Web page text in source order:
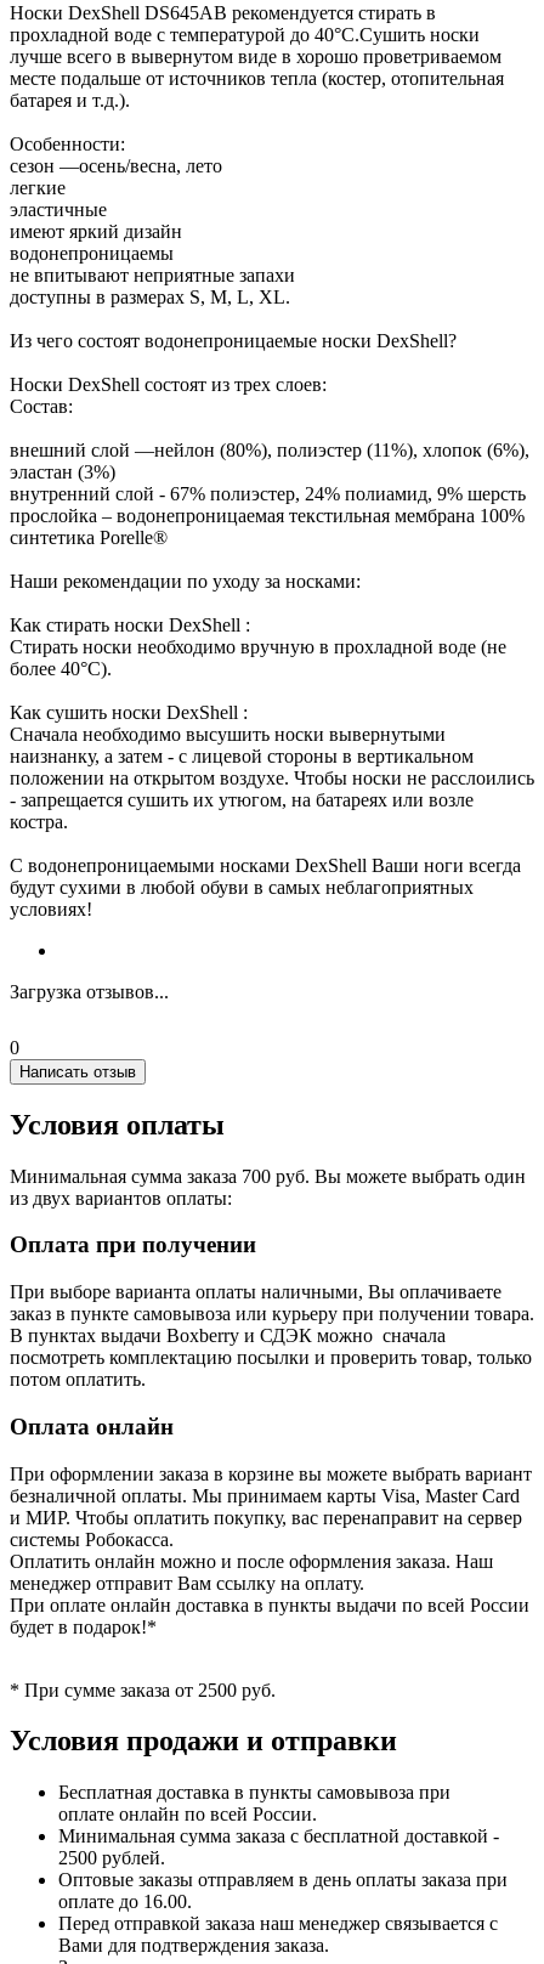
Носки DexShell DS645AB рекомендуется стирать в
прохладной воде с температурой до 40°C.Сушить носки
лучше всего в вывернутом виде в хорошо проветриваемом
месте подальше от источников тепла (костер, отопительная
батарея и т.д.).
Особенности:
сезон —осень/весна, лето
легкие
эластичные
имеют яркий дизайн
водонепроницаемы
не впитывают неприятные запахи
доступны в размерах S, M, L, XL.
Из чего состоят водонепроницаемые носки DexShell?
Носки DexShell состоят из трех слоев:
Состав:
внешний слой —нейлон (80%), полиэстер (11%), хлопок (6%),
эластан (3%)
внутренний слой - 67% полиэстер, 24% полиамид, 9% шерсть
прослойка – водонепроницаемая текстильная мембрана 100%
синтетика Porelle®
Наши рекомендации по уходу за носками:
Как стирать носки DexShell :
Стирать носки необходимо вручную в прохладной воде (не
более 40°C).
Как сушить носки DexShell :
Сначала необходимо высушить носки вывернутыми
наизнанку, а затем - с лицевой стороны в вертикальном
положении на открытом воздухе. Чтобы носки не расслоились
- запрещается сушить их утюгом, на батареях или возле
костра.
C водонепроницаемыми носками DexShell Ваши ноги всегда
будут сухими в любой обуви в самых неблагоприятных
условиях!
Загрузка отзывов...
0
Написать отзыв
Условия оплаты
Минимальная сумма заказа 700 руб. Вы можете выбрать один
из двух вариантов оплаты:
Оплата при получении
При выборе варианта оплаты наличными, Вы оплачиваете
заказ в пункте самовывоза или курьеру при получении товара.
В пунктах выдачи Boxberry и СДЭК можно сначала
посмотреть комплектацию посылки и проверить товар, только
потом оплатить.
Оплата онлайн
При оформлении заказа в корзине вы можете выбрать вариант
безналичной оплаты. Мы принимаем карты Visa, Master Card
и МИР. Чтобы оплатить покупку, вас перенаправит на сервер
системы Робокасса.
Оплатить онлайн можно и после оформления заказа. Наш
менеджер отправит Вам ссылку на оплату.
При оплате онлайн доставка в пункты выдачи по всей России
будет в подарок!*
* При сумме заказа от 2500 руб.
Условия продажи и отправки
Бесплатная доставка в пункты самовывоза при
оплате онлайн по всей России.
Минимальная сумма заказа с бесплатной доставкой -
2500 рублей.
Оптовые заказы отправляем в день оплаты заказа при
оплате до 16.00.
Перед отправкой заказа наш менеджер связывается с
Вами для подтверждения заказа.